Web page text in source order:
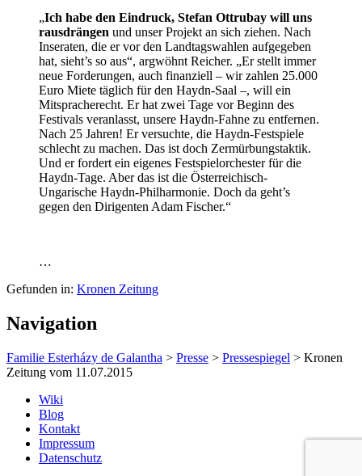
„Ich habe den Eindruck, Stefan Ottrubay will uns
rausdrängen und unser Projekt an sich ziehen. Nach
Inseraten, die er vor den Landtagswahlen aufgegeben
hat, sieht’s so aus“, argwöhnt Reicher. „Er stellt immer
neue Forderungen, auch finanziell – wir zahlen 25.000
Euro Miete täglich für den Haydn-Saal –, will ein
Mitspracherecht. Er hat zwei Tage vor Beginn des
Festivals veranlasst, unsere Haydn-Fahne zu entfernen.
Nach 25 Jahren! Er versuchte, die Haydn-Festspiele
schlecht zu machen. Das ist doch Zermürbungstaktik.
Und er fordert ein eigenes Festspielorchester für die
Haydn-Tage. Aber das ist die Österreichisch-
Ungarische Haydn-Philharmonie. Doch da geht’s
gegen den Dirigenten Adam Fischer.“
…
Gefunden in: Kronen Zeitung
Navigation
Familie Esterházy de Galantha > Presse > Pressespiegel > Kronen
Zeitung vom 11.07.2015
Wiki
Blog
Kontakt
Impressum
Datenschutz